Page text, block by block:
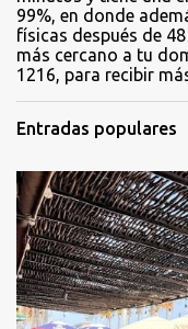
99%, en donde
físicas después de
más cercano a tu
1216, para recibir
Entradas populares